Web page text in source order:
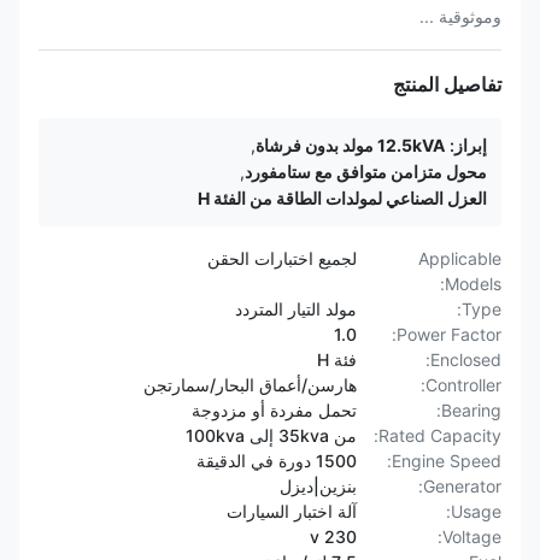
وموثوقية ...
تفاصيل المنتج
إبراز: 12.5kVA مولد بدون فرشاة
,
محول متزامن متوافق مع ستامفورد,
العزل الصناعي لمولدات الطاقة من الفئة H
Applicable
Models:
لجميع اختبارات الحقن
Type:
مولد التيار المتردد
Power Factor:
1.0
Enclosed:
فئة H
Controller:
هارسن/أعماق البحار/سمارتجن
Bearing:
تحمل مفردة أو مزدوجة
Rated Capacity:
من 35kva إلى 100kva
Engine Speed:
1500 دورة في الدقيقة
Generator:
بنزين|ديزل
Usage:
آلة اختبار السيارات
Voltage:
230 v